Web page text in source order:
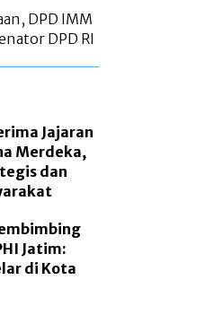
DPD IMM
DPD RI
Jajaran
Merdeka,
dan
Jatim:
di Kota